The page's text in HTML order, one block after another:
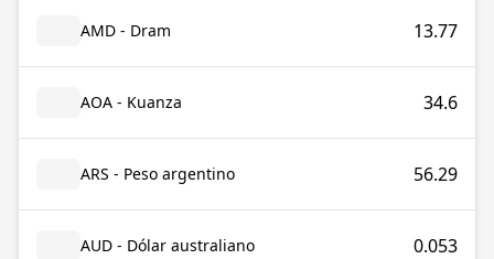
AMD - Dram 13.77
AOA - Kuanza 34.6
ARS - Peso argentino 56.29
AUD - Dólar australiano 0.053